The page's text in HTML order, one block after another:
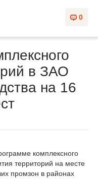
0
в ЗАО
на 16
комплексного
территорий на месте
промзон в районах